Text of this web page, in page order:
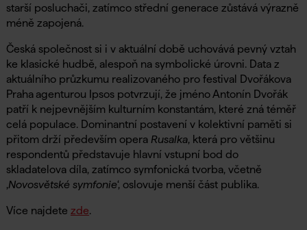
starší posluchači, zatímco střední generace zůstává výrazně
méně zapojená.
Česká společnost si i v aktuální době uchovává pevný vztah
ke klasické hudbě, alespoň na symbolické úrovni. Data z
aktuálního průzkumu realizovaného pro festival Dvořákova
Praha agenturou Ipsos potvrzují, že jméno Antonín Dvořák
patří k nejpevnějším kulturním konstantám, které zná téměř
celá populace. Dominantní postavení v kolektivní paměti si
přitom drží především opera Rusalka, která pro většinu
respondentů představuje hlavní vstupní bod do
skladatelova díla, zatímco symfonická tvorba, včetně
‚Novosvětské symfonie‘, oslovuje menší část publika.
Více najdete zde.